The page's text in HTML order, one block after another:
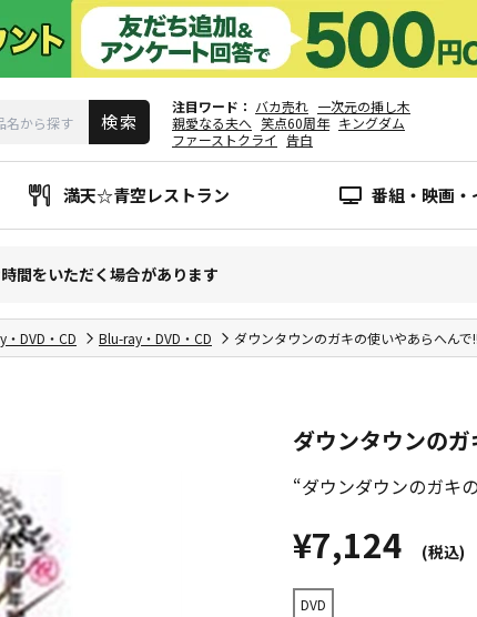
注目ワード バカ売れ 一次元の挿し木
親愛なる夫へ 笑点60周年 キングダム
ファーストクライ
告白
満天☆青空レストラン 番組・映画
間をいただく場合があります
・DVD・CD Blu-ray・DVD・CD ダウンタウンのガキの使いやあらへん
ダウンタウンの
“ダウンダウンのガキ
¥7,124 (税込)
DVD